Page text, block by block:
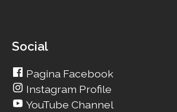
Social
Pagina Facebook
Instagram Profile
YouTube Channel